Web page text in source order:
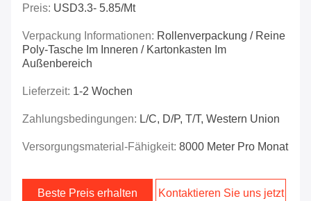
Preis: USD3.3- 5.85/mt
Verpackung Informationen: Rollenverpackung / Reine
Poly-Tasche Im Inneren / Kartonkasten Im
Außenbereich
Lieferzeit: 1-2 Wochen
Zahlungsbedingungen: L/C, D/P, T/T, Western Union
Versorgungsmaterial-Fähigkeit: 8000 Meter Pro Monat
Beste Preis erhalten Kontaktieren Sie uns jetzt